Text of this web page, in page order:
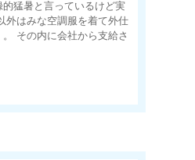
猛暑と言っているけど実
外はみな空調服を着て外仕
その内に会社から支給さ